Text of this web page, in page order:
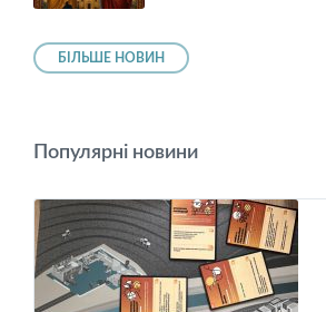
БІЛЬШЕ НОВИН
Популярні новини